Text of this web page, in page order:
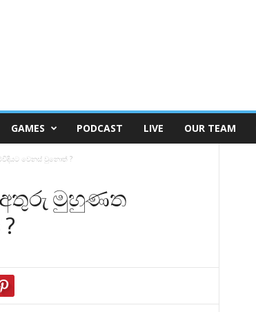
GAMES PODCAST LIVE OUR TEAM
වෙනස් වුනොත් ?
අතුරු මුහුණත